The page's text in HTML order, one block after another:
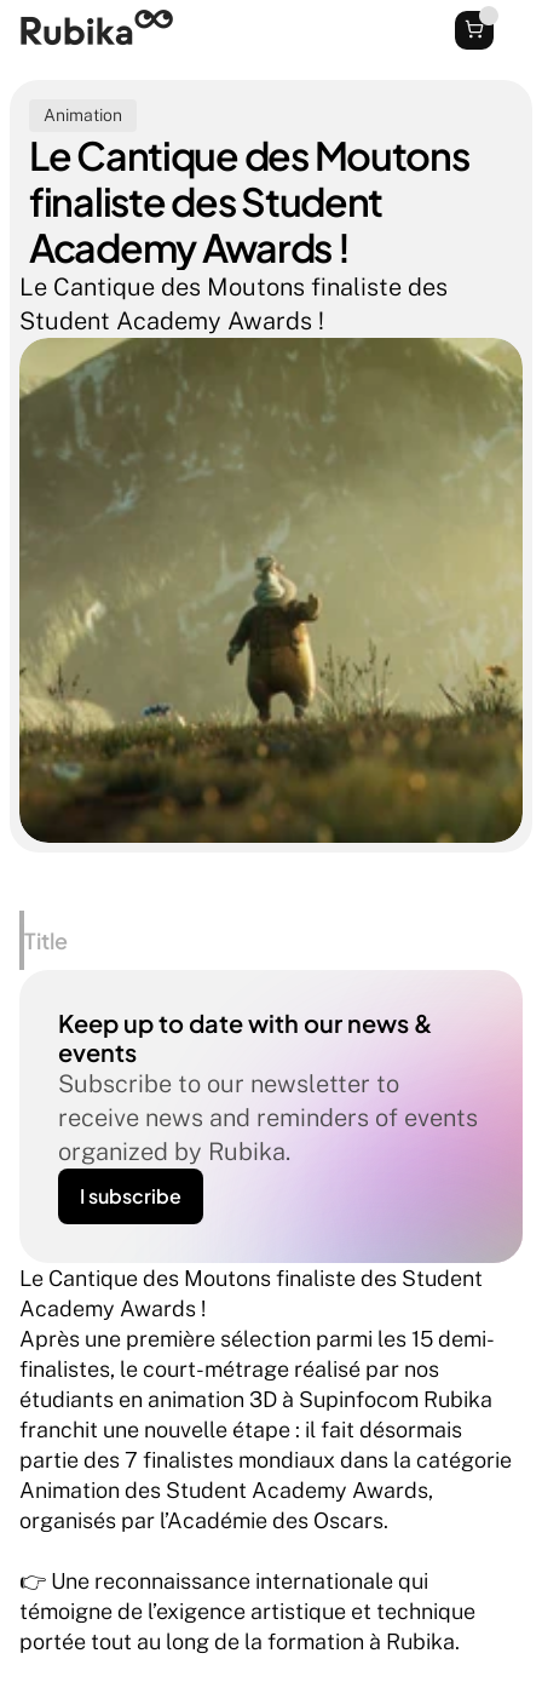
Animation
Le Cantique des Moutons
finaliste des Student
Academy Awards !
Le Cantique des Moutons finaliste des
Student Academy Awards !
Title
Keep up to date with our news &
events
Subscribe to our newsletter to
receive news and reminders of events
organized by Rubika.
I subscribe
Le Cantique des Moutons finaliste des Student
Academy Awards !
Après une première sélection parmi les 15 demi-
finalistes, le court-métrage réalisé par nos
étudiants en animation 3D à Supinfocom Rubika
franchit une nouvelle étape : il fait désormais
partie des 7 finalistes mondiaux dans la catégorie
Animation des Student Academy Awards,
organisés par l’Académie des Oscars.
👉 Une reconnaissance internationale qui
témoigne de l’exigence artistique et technique
portée tout au long de la formation à Rubika.